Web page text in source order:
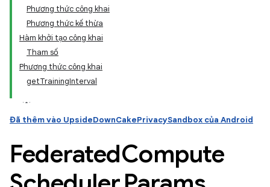
Phương thức công khai
Phương thức kế thừa
Hàm khởi tạo công khai
Tham số
Phương thức công khai
getTrainingInterval
Đã thêm vào UpsideDownCakePrivacySandbox của Android
FederatedCompute